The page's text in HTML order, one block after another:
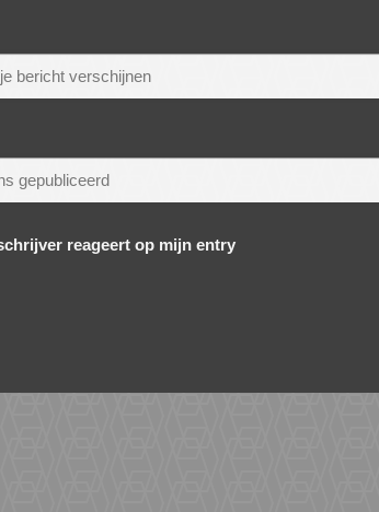
reageert op mijn entry